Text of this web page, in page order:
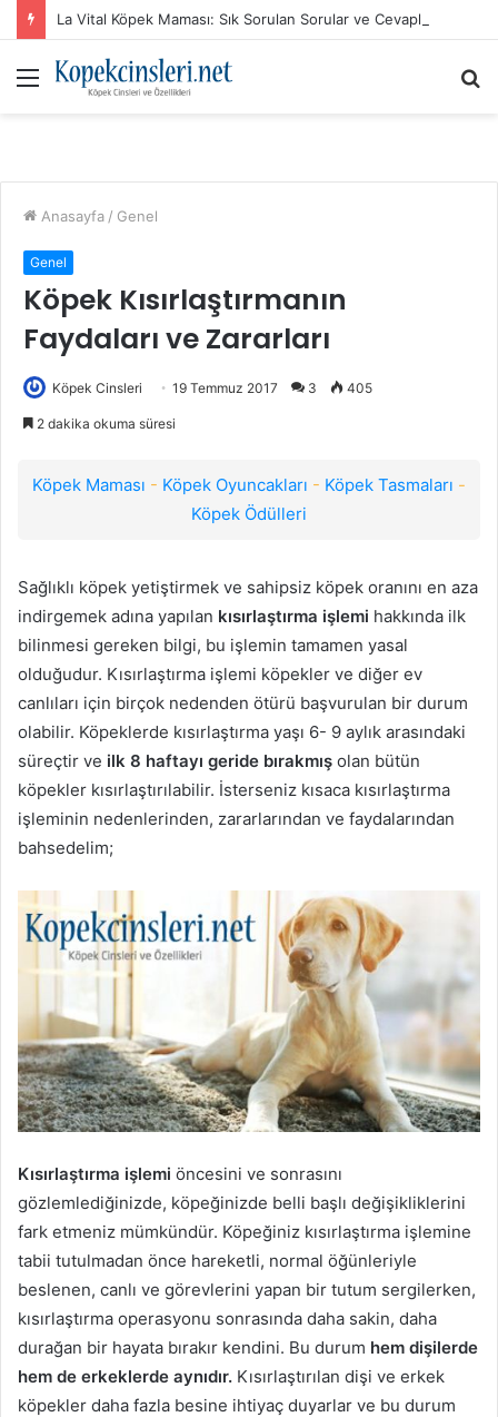
La Vital Köpek Maması: Sık Sorulan Sorular ve Cevaplar
Menü
Anasayfa / Genel
Genel
Köpek Kısırlaştırmanın
Faydaları ve Zararları
Köpek Cinsleri 19 Temmuz 2017 3 405
2 dakika okuma süresi
Köpek Maması - Köpek Oyuncakları - Köpek Tasmaları -
Köpek Ödülleri
Sağlıklı köpek yetiştirmek ve sahipsiz köpek oranını en aza
indirgemek adına yapılan kısırlaştırma işlemi hakkında ilk
bilinmesi gereken bilgi, bu işlemin tamamen yasal
olduğudur. Kısırlaştırma işlemi köpekler ve diğer ev
canlıları için birçok nedenden ötürü başvurulan bir durum
olabilir. Köpeklerde kısırlaştırma yaşı 6- 9 aylık arasındaki
süreçtir ve ilk 8 haftayı geride bırakmış olan bütün
köpekler kısırlaştırılabilir. İsterseniz kısaca kısırlaştırma
işleminin nedenlerinden, zararlarından ve faydalarından
bahsedelim;
Kısırlaştırma işlemi öncesini ve sonrasını
gözlemlediğinizde, köpeğinizde belli başlı değişikliklerini
fark etmeniz mümkündür. Köpeğiniz kısırlaştırma işlemine
tabii tutulmadan önce hareketli, normal öğünleriyle
beslenen, canlı ve görevlerini yapan bir tutum sergilerken,
kısırlaştırma operasyonu sonrasında daha sakin, daha
durağan bir hayata bırakır kendini. Bu durum hem dişilerde
hem de erkeklerde aynıdır. Kısırlaştırılan dişi ve erkek
köpekler daha fazla besine ihtiyaç duyarlar ve bu durum